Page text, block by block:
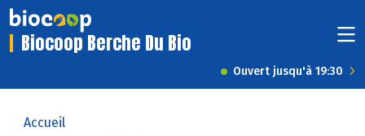
Biocoop Berche Du Bio
Ouvert jusqu'à 19:30
Accueil